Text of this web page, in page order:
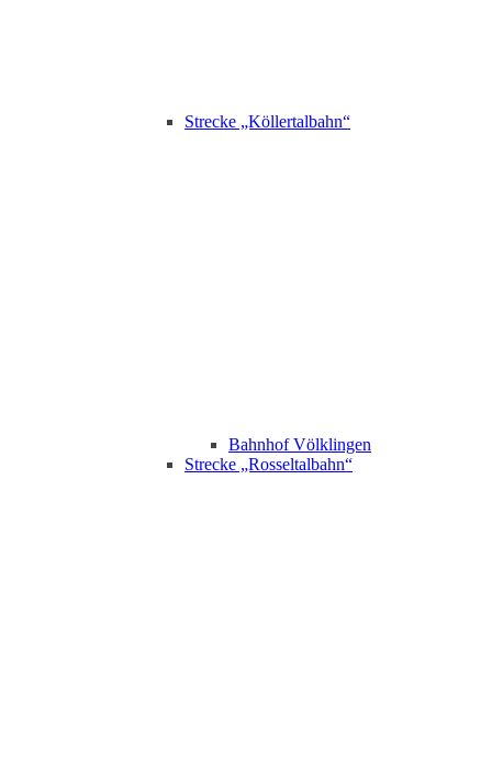
Strecke „Köllertalbahn“
Bahnhof Völklingen
Strecke „Rosseltalbahn“